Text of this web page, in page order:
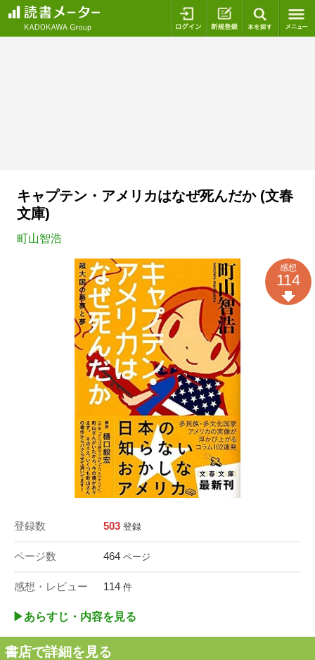
ログイン 新規登録
キャプテン・アメリカはなぜ死んだか (文春
文庫)
町山智浩
登録数 503 登録
ページ数 464 ページ
感想・レビュー 114 件
感想
114
▶︎あらすじ・内容を見る
書店で詳細を見る